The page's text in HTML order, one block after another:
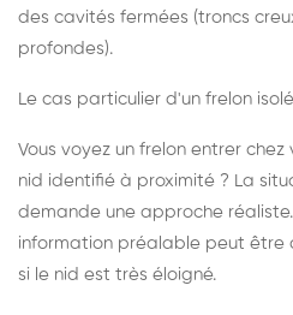
des cavités fermées (troncs
profondes).
Le cas particulier d'un frelon isolé
Vous voyez un frelon entrer
nid identifié à proximité ? La
demande une approche
information préalable peut être
si le nid est très éloigné.